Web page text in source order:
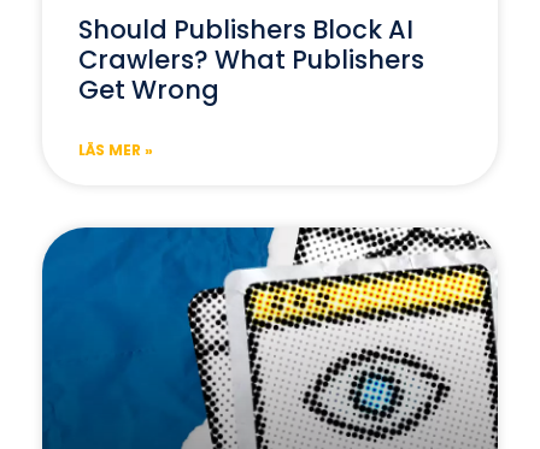
Should Publishers Block AI
Crawlers? What Publishers
Get Wrong
LÄS MER »